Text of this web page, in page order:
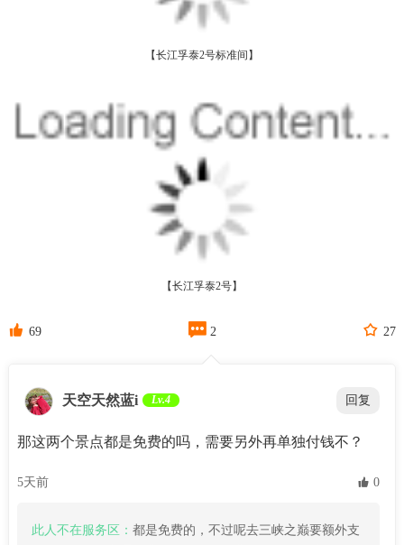
【长江孚泰2号标准间】
【长江孚泰2号】
 69  2  27
天空天然蓝i Lv.4 回复
那这两个景点都是免费的吗，需要另外再单独付钱不？
5天前  0
此人不在服务区： 都是免费的，不过呢去三峡之巅要额外支